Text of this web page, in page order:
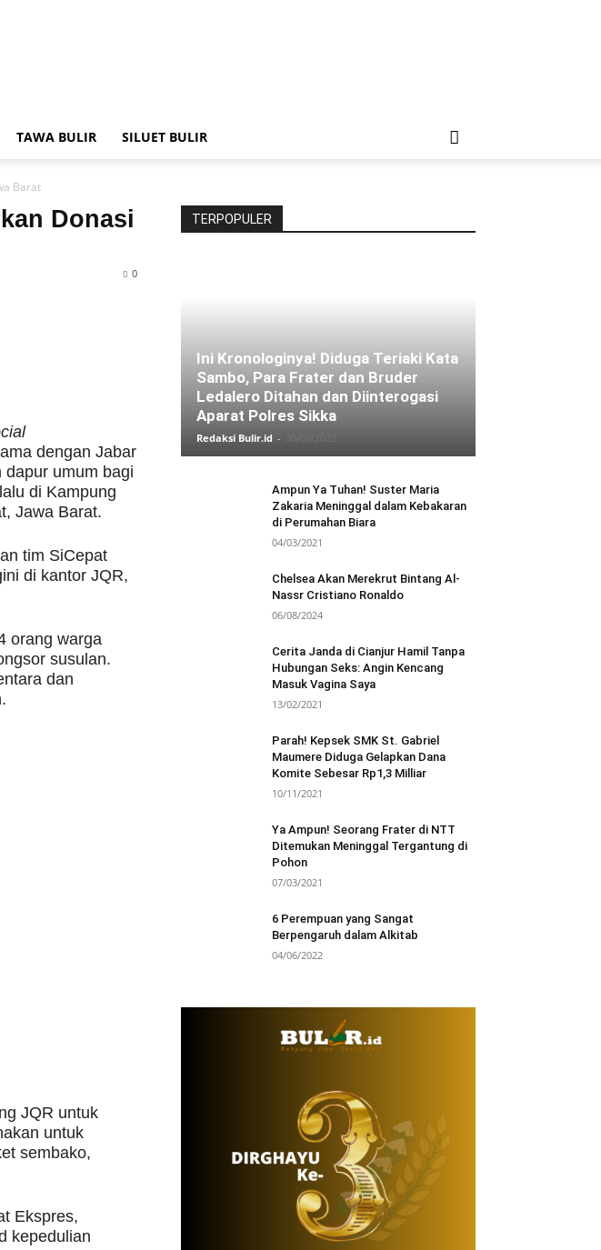
TAWA BULIR SILUET BULIR
Barat
Donasi
0
dengan Jabar
umum bagi
di Kampung
Jawa Barat.
tim SiCepat
di kantor JQR,
orang warga
susulan.
dan
JQR untuk
untuk
sembako,
Ekspres,
kepedulian
TERPOPULER
Ini Kronologinya! Diduga Teriaki Kata
Sambo, Para Frater dan Bruder
Ledalero Ditahan dan Diinterogasi
Aparat Polres Sikka
Redaksi Bulir.id -
Ampun Ya Tuhan! Suster Maria
Zakaria Meninggal dalam Kebakaran
di Perumahan Biara
04/03/2021
Chelsea Akan Merekrut Bintang Al-
Nassr Cristiano Ronaldo
06/08/2024
Cerita Janda di Cianjur Hamil Tanpa
Hubungan Seks: Angin Kencang
Masuk Vagina Saya
13/02/2021
Parah! Kepsek SMK St. Gabriel
Maumere Diduga Gelapkan Dana
Komite Sebesar Rp1,3 Milliar
10/11/2021
Ya Ampun! Seorang Frater di NTT
Ditemukan Meninggal Tergantung di
Pohon
07/03/2021
6 Perempuan yang Sangat
Berpengaruh dalam Alkitab
04/06/2022